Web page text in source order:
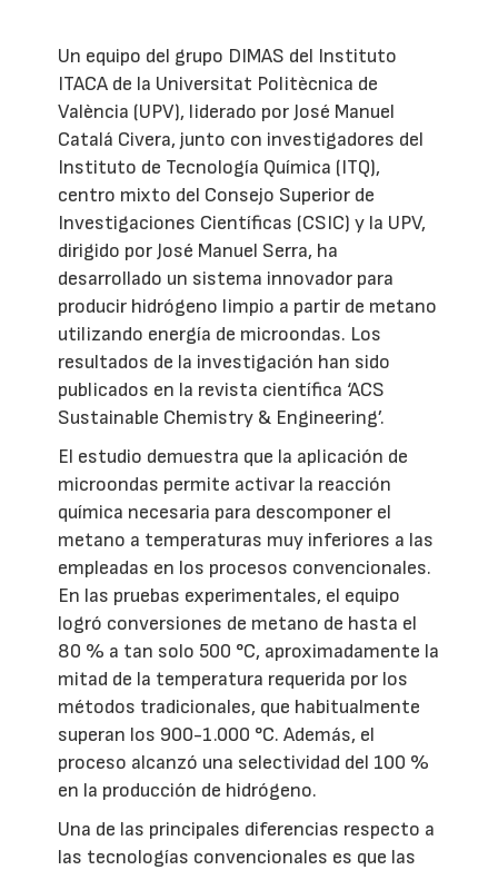
Un equipo del grupo DIMAS del Instituto
ITACA de la Universitat Politècnica de
València (UPV), liderado por José Manuel
Catalá Civera, junto con investigadores del
Instituto de Tecnología Química (ITQ),
centro mixto del Consejo Superior de
Investigaciones Científicas (CSIC) y la UPV,
dirigido por José Manuel Serra, ha
desarrollado un sistema innovador para
producir hidrógeno limpio a partir de metano
utilizando energía de microondas. Los
resultados de la investigación han sido
publicados en la revista científica ‘ACS
Sustainable Chemistry & Engineering’.
El estudio demuestra que la aplicación de
microondas permite activar la reacción
química necesaria para descomponer el
metano a temperaturas muy inferiores a las
empleadas en los procesos convencionales.
En las pruebas experimentales, el equipo
logró conversiones de metano de hasta el
80 % a tan solo 500 °C, aproximadamente la
mitad de la temperatura requerida por los
métodos tradicionales, que habitualmente
superan los 900-1.000 °C. Además, el
proceso alcanzó una selectividad del 100 %
en la producción de hidrógeno.
Una de las principales diferencias respecto a
las tecnologías convencionales es que las